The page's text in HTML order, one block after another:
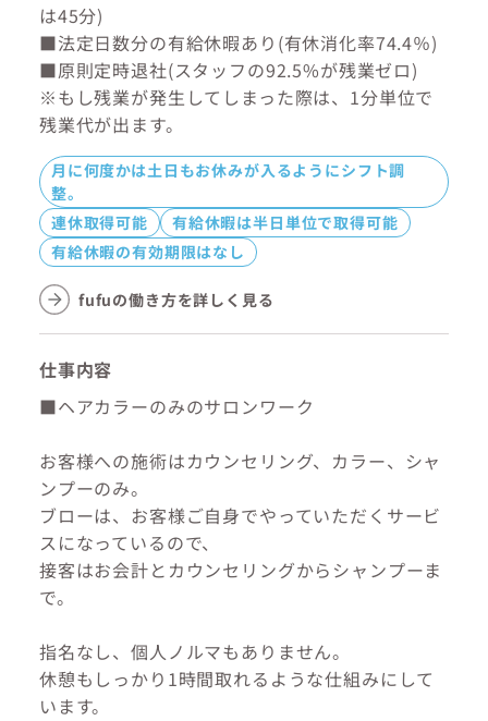
は45分)
■法定日数分の有給休暇あり(有休消化率74.4％)
■原則定時退社(スタッフの92.5%が残業ゼロ)
※もし残業が発生してしまった際は、1分単位で
残業代が出ます。
月に何度かは土日もお休みが入るようにシフト調
整。
連休取得可能
有給休暇は半日単位で取得可能
有給休暇の有効期限はなし
fufuの働き方を詳しく見る
仕事内容
■ヘアカラーのみのサロンワーク
お客様への施術はカウンセリング、カラー、シャ
ンプーのみ。
ブローは、お客様ご自身でやっていただくサービ
スになっているので、
接客はお会計とカウンセリングからシャンプーま
で。
指名なし、個人ノルマもありません。
休憩もしっかり1時間取れるような仕組みにして
います。